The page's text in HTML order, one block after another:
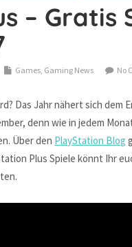
– Gratis
Games Gaming News No
Das Jahr nähert sich dem
denn wie in jedem
Über den PlayStation Blog
Plus Spiele könnt Ihr